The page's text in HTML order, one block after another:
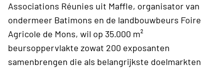
Associations Réunies uit Maffle, organisator van
ondermeer Batimons en de landbouwbeurs Foire
Agricole de Mons, wil op 35.000 m²
beursoppervlakte zowat 200 exposanten
samenbrengen die als belangrijkste doelmarkten